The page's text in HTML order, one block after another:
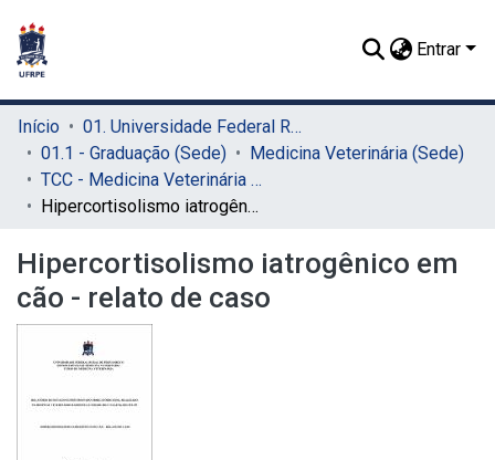
Entrar
Início
01. Universidade Federal Rural de Pernambuco - UFRPE (Sede)
01.1 - Graduação (Sede)
Medicina Veterinária (Sede)
TCC - Medicina Veterinária (Sede)
Hipercortisolismo iatrogênico em cão - relato de caso
Hipercortisolismo iatrogênico em
cão - relato de caso